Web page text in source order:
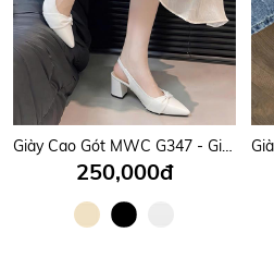
Giày Cao Gót MWC G347 - Giày Gót Vuông 7P Dáng Basic, Mũi Nhọn Phối Quai Nơ Tiểu Thư, Nữ Tính, Sang Trọng.
250,000đ